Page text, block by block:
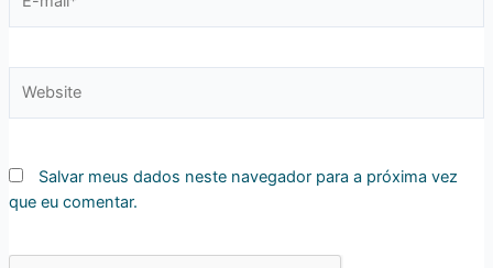
mail*
Salvar meus dados neste navegador para a próxima vez
que eu comentar.